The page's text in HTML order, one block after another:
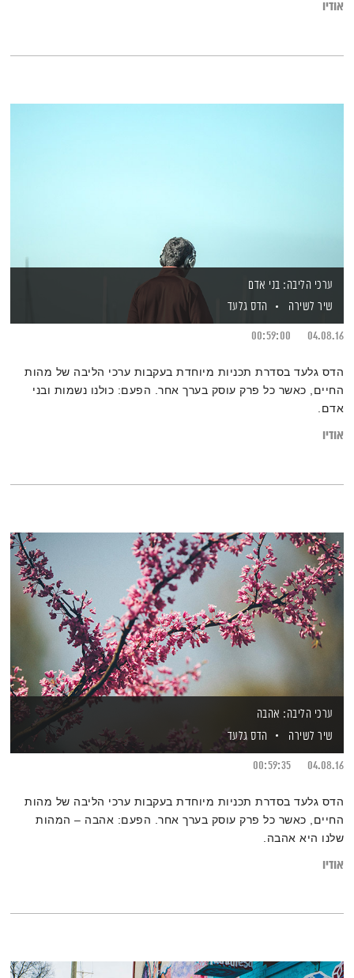
אודיו
ערכי הליבה: בני אדם
שיר לשירה
הדס גלעד
04.08.16
00:59:00
הדס גלעד בסדרת תכניות מיוחדת בעקבות ערכי הליבה של מהות
החיים, כאשר כל פרק עוסק בערך אחר. הפעם: כולנו נשמות ובני
אדם.
אודיו
ערכי הליבה: אהבה
שיר לשירה
הדס גלעד
04.08.16
00:59:35
הדס גלעד בסדרת תכניות מיוחדת בעקבות ערכי הליבה של מהות
החיים, כאשר כל פרק עוסק בערך אחר. הפעם: אהבה – המהות
שלנו היא אהבה.
אודיו